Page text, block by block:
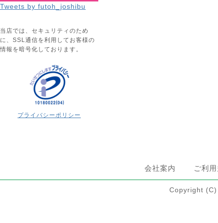
Tweets by futoh_joshibu
当店では、セキュリティのため
に、SSL通信を利用してお客様の
情報を暗号化しております。
プライバシーポリシー
会社案内 ご利
Copyright